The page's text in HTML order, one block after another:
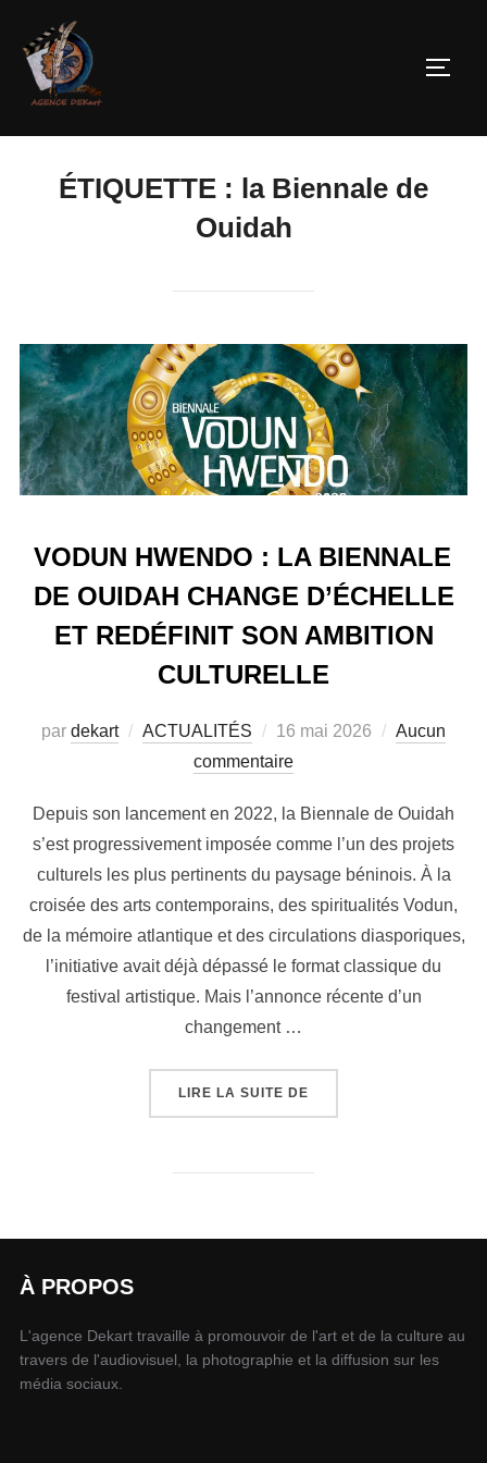
ÉTIQUETTE : la Biennale de
Ouidah
VODUN HWENDO : LA BIENNALE
DE OUIDAH CHANGE D’ÉCHELLE
ET REDÉFINIT SON AMBITION
CULTURELLE
par dekart ACTUALITÉS 16 mai 2026
Aucun
commentaire
Depuis son lancement en 2022, la Biennale de Ouidah
s’est progressivement imposée comme l’un des projets
culturels les plus pertinents du paysage béninois. À la
croisée des arts contemporains, des spiritualités Vodun,
de la mémoire atlantique et des circulations diasporiques,
l’initiative avait déjà dépassé le format classique du
festival artistique. Mais l’annonce récente d’un
changement …
LIRE LA SUITE DE
À PROPOS
L'agence Dekart travaille à promouvoir de l'art et de la culture au
travers de l'audiovisuel, la photographie et la diffusion sur les
média sociaux.